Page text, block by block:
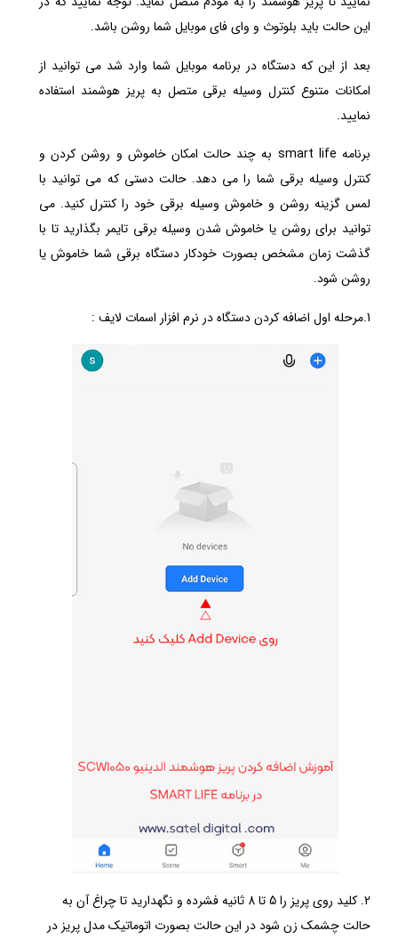
این حالت باید بلوتوث و وای فای موبایل شما روشن باشد.
بعد از این که دستگاه در برنامه موبایل شما وارد شد می توانید از
امکانات متنوع کنترل وسیله برقی متصل به پریز هوشمند استفاده
نمایید.
برنامه smart life به چند حالت امکان خاموش و روشن کردن و
کنترل وسیله برقی شما را می دهد. حالت دستی که می توانید با
لمس گزینه روشن و خاموش وسیله برقی خود را کنترل کنید. می
توانید برای روشن یا خاموش شدن وسیله برقی تایمر بگذارید تا با
گذشت زمان مشخص بصورت خودکار دستگاه برقی شما خاموش یا
روشن شود.
1.مرحله اول اضافه کردن دستگاه در نرم افزار اسمات لایف :
2. کلید روی پریز را 5 تا 8 ثانیه فشرده و نگهدارید تا چراغ آن به
حالت چشمک زن شود در این حالت بصورت اتوماتیک مدل پریز در